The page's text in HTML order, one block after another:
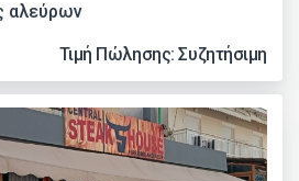
αλεύρων
Τιμή Πώλησης: Συζητήσιμη